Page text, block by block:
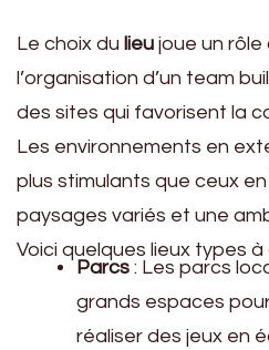
Le choix du lieu joue un
l’organisation d’un team
des sites qui favorisent la
Les environnements en
plus stimulants que ceux
paysages variés et une
Voici quelques lieux types à
Parcs : Les parcs
grands espaces
réaliser des jeux en